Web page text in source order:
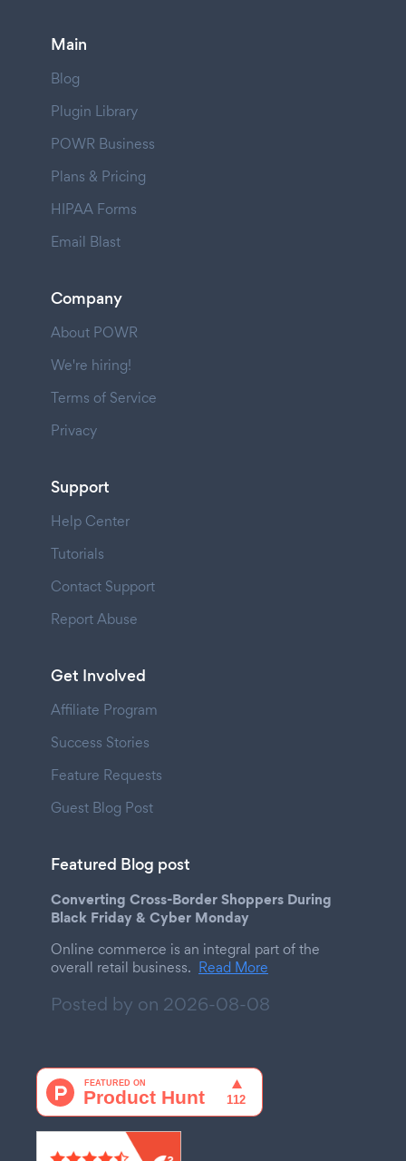
Main
Blog
Plugin Library
POWR Business
Plans & Pricing
HIPAA Forms
Email Blast
Company
About POWR
We're hiring!
Terms of Service
Privacy
Support
Help Center
Tutorials
Contact Support
Report Abuse
Get Involved
Affiliate Program
Success Stories
Feature Requests
Guest Blog Post
Featured Blog post
Converting Cross-Border Shoppers During
Black Friday & Cyber Monday
Online commerce is an integral part of the
overall retail business. Read More
Posted by on 2026-08-08